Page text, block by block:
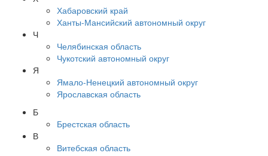
Хабаровский край
Ханты-Мансийский автономный округ
Ч
Челябинская область
Чукотский автономный округ
Я
Ямало-Ненецкий автономный округ
Ярославская область
Б
Брестская область
В
Витебская область